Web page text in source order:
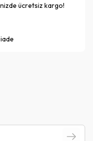
ücretsiz kargo!